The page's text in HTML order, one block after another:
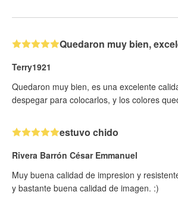
Quedaron muy bien,
Terry1921
Quedaron muy bien, es una excelente
despegar para colocarlos, y los colores
estuvo chido
Rivera Barrón César Emmanuel
Muy buena calidad de impresion y
y bastante buena calidad de imagen. :)